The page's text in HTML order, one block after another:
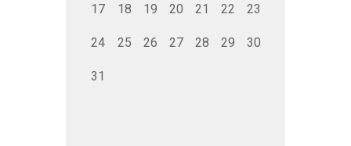
17 18 19 20 21 22 23
24 25 26 27 28 29 30
31